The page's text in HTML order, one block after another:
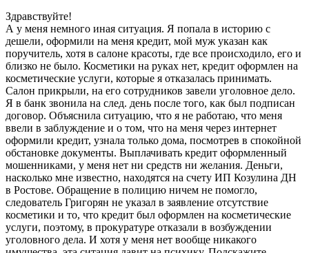
Здравствуйте!
А у меня немного иная ситуация. Я попала в историю с
дешели, оформили на меня кредит, мой муж указан как
поручитель, хотя в салоне красоты, где все происходило, его и
близко не было. Косметики на руках нет, кредит оформлен на
косметические услуги, которые я отказалась принимать.
Салон прикрыли, на его сотрудников завели уголовное дело.
Я в банк звонила на след. день после того, как был подписан
договор. Объяснила ситуацию, что я не работаю, что меня
ввели в заблуждение и о том, что на меня через интернет
оформили кредит, узнала только дома, посмотрев в спокойной
обстановке документы. Выплачивать кредит оформленный
мошенниками, у меня нет ни средств ни желания. Деньги,
насколько мне известно, находятся на счету ИП Козулина ДН
в Ростове. Обращение в полицию ничем не помогло,
следователь Григорян не указал в заявление отсутствие
косметики и то, что кредит был оформлен на косметические
услуги, поэтому, в прокуратуре отказали в возбуждении
уголовного дела. И хотя у меня нет вообще никакого